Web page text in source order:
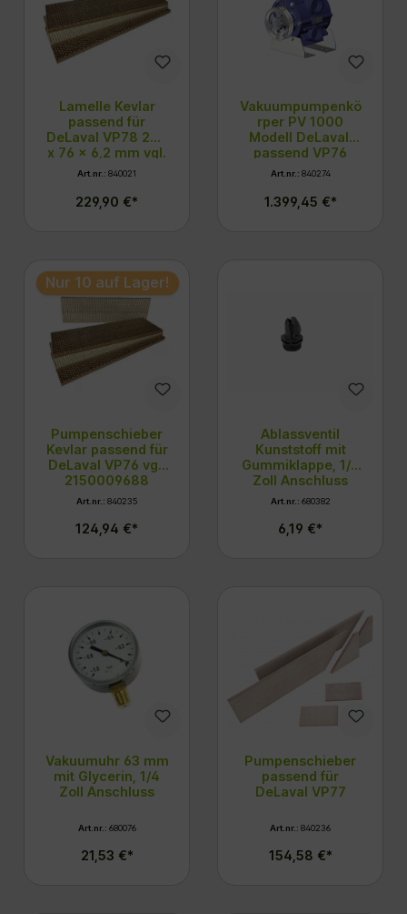
Lamelle Kevlar
passend für
DeLaval VP78 203
x 76 x 6,2 mm vgl.
2150009658
Art.nr.: 840021
229,90 €*
Vakuumpumpenkö
rper PV 1000
Modell DeLaval,
passend VP76
Art.nr.: 840274
1.399,45 €*
Nur 10 auf Lager!
Pumpenschieber
Kevlar passend für
DeLaval VP76 vgl.
2150009688
Art.nr.: 840235
124,94 €*
Ablassventil
Kunststoff mit
Gummiklappe, 1/2
Zoll Anschluss
Art.nr.: 680382
6,19 €*
Vakuumuhr 63 mm
mit Glycerin, 1/4
Zoll Anschluss
Art.nr.: 680076
21,53 €*
Pumpenschieber
passend für
DeLaval VP77
Art.nr.: 840236
154,58 €*